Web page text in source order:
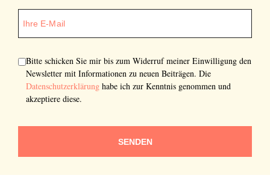
Bitte schicken Sie mir bis zum Widerruf meiner Einwilligung den
Newsletter mit Informationen zu neuen Beiträgen. Die
Datenschutzerklärung habe ich zur Kenntnis genommen und
akzeptiere diese.
SENDEN